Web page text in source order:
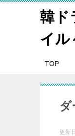
韓ド
イル
TOP
ダ
更新